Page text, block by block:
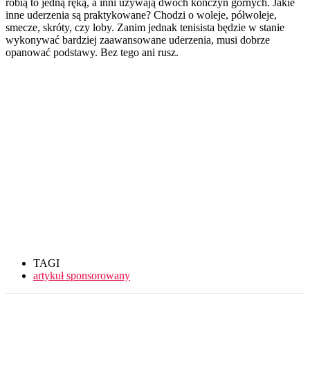
inne uderzenia są praktykowane? Chodzi o woleje, półwoleje,
smecze, skróty, czy loby. Zanim jednak tenisista będzie w stanie
wykonywać bardziej zaawansowane uderzenia, musi dobrze
opanować podstawy. Bez tego ani rusz.
TAGI
artykuł sponsorowany